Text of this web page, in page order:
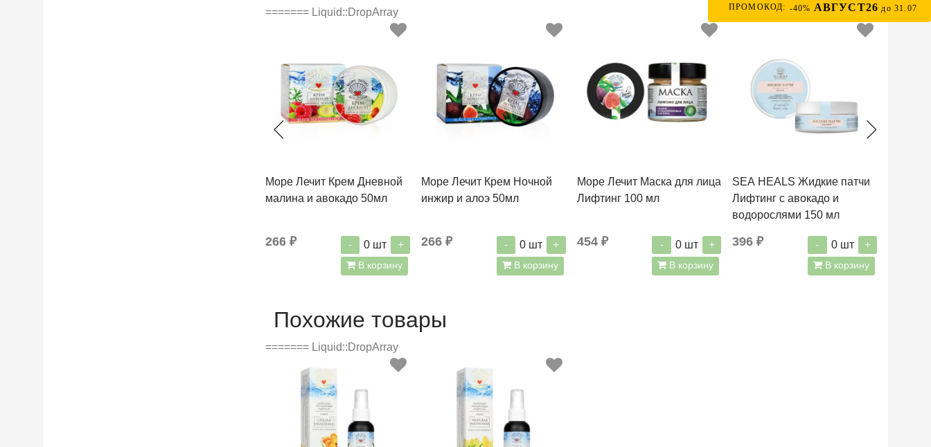
ПРОМОКОД: -40% АВГУСТ26 до 31.07
======= Liquid::DropArray
Море Лечит Крем Дневной
малина и авокадо 50мл
266 ₽ - 0 шт +
В корзину
Море Лечит Крем Ночной
инжир и алоэ 50мл
266 ₽ - 0 шт +
В корзину
Море Лечит Маска для лица
Лифтинг 100 мл
454 ₽ - 0 шт +
В корзину
SEA HEALS Жидкие патчи
Лифтинг с авокадо и
водорослями 150 мл
396 ₽ - 0 шт +
В корзину
Похожие товары
======= Liquid::DropArray